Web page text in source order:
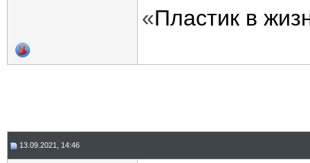
«Пластик в
13.09.2021, 14:46